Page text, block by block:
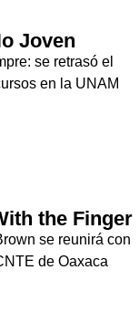
Joven
se retrasó el
en la UNAM
the Finger
se reunirá con
de Oaxaca